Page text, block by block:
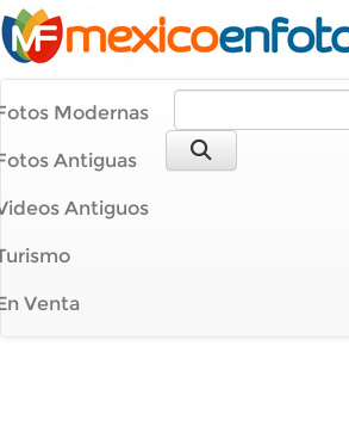
Modernas
Antiguas
Antiguos
Venta